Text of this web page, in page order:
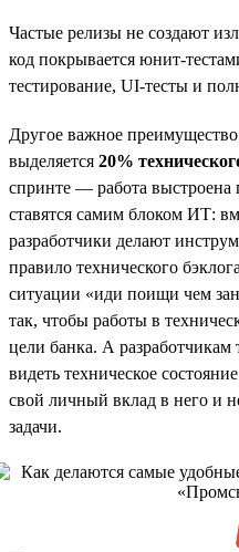
Частые релизы не создают
код покрывается юнит-
тестирование, UI-тесты и
Другое важное
выделяется 20%
спринте — работа выстроена
ставятся самим блоком ИТ:
разработчики делают
правило технического
ситуации «иди поищи чем
так, чтобы работы в
цели банка. А разработчикам
видеть техническое
свой личный вклад в него и
задачи.